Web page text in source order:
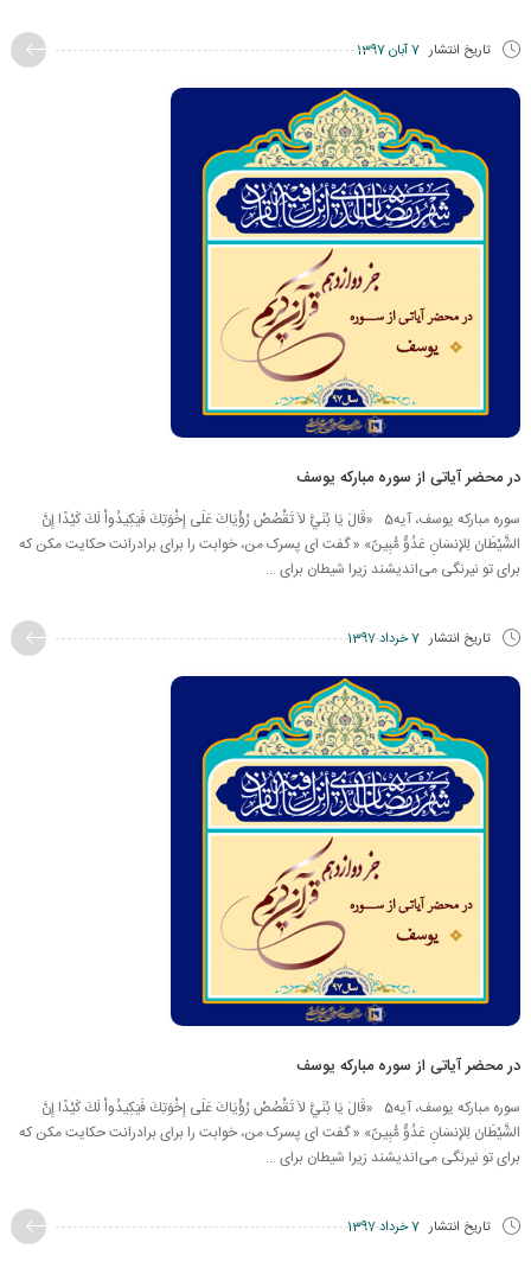
تاریخ انتشار 7 آبان 1397
در محضر آیاتی از سوره مبارکه یوسف
سوره مبارکه یوسف، آیه5 «قَالَ يَا بُنَيَّ لاَ تَقْصُصْ رُؤْيَاكَ عَلَى إِخْوَتِكَ فَيَكِيدُواْ لَكَ كَيْدًا إِنَّ
الشَّيْطَانَ لِلإِنسَانِ عَدُوٌّ مُّبِينٌ» « گفت اى پسرک من، خوابت را براى برادرانت ‏حكايت مكن كه
براى تو نيرنگى می‌انديشند زيرا شيطان براى ...
تاریخ انتشار 7 خرداد 1397
در محضر آیاتی از سوره مبارکه یوسف
سوره مبارکه یوسف، آیه5 «قَالَ يَا بُنَيَّ لاَ تَقْصُصْ رُؤْيَاكَ عَلَى إِخْوَتِكَ فَيَكِيدُواْ لَكَ كَيْدًا إِنَّ
الشَّيْطَانَ لِلإِنسَانِ عَدُوٌّ مُّبِينٌ» « گفت اى پسرک من، خوابت را براى برادرانت ‏حكايت مكن كه
براى تو نيرنگى می‌انديشند زيرا شيطان براى ...
تاریخ انتشار 7 خرداد 1397